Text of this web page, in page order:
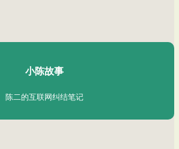
陈二Chenèr
小陈故事
陈二的互联网纠结笔记